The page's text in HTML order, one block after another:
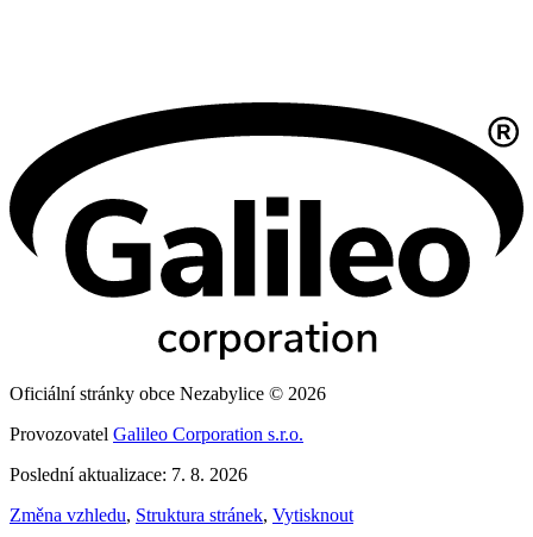
Oficiální stránky obce Nezabylice © 2026
Provozovatel Galileo Corporation s.r.o.
Poslední aktualizace: 7. 8. 2026
Změna vzhledu, Struktura stránek, Vytisknout